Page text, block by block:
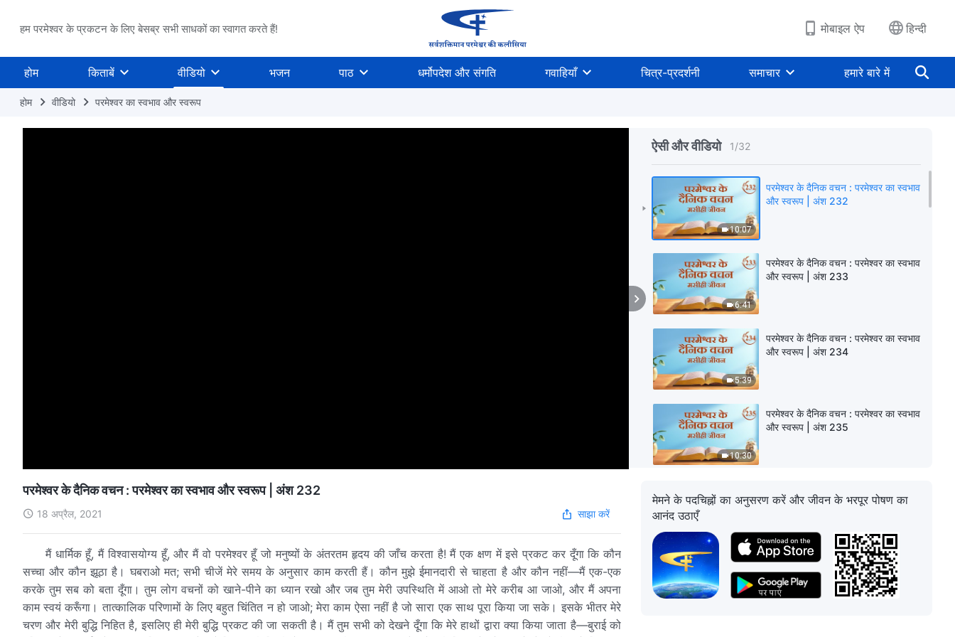
हम परमेश्वर के प्रकटन के लिए बेसब्र सभी साधकों का स्वागत करते हैं! मोबाइल ऐप हिन्दी
होम किताबें वीडियो भजन पाठ धर्मोपदेश और संगति गवाहियाँ चित्र-प्रदर्शनी समाचार हमारे बारे में
होम वीडियो परमेश्वर का स्वभाव और स्वरूप
ऐसी और वीडियो 1/32
10:07
परमेश्वर के दैनिक वचन : परमेश्वर का स्वभाव
और स्वरूप | अंश 232
6:41
परमेश्वर के दैनिक वचन : परमेश्वर का स्वभाव
और स्वरूप | अंश 233
5:39
परमेश्वर के दैनिक वचन : परमेश्वर का स्वभाव
और स्वरूप | अंश 234
10:30
परमेश्वर के दैनिक वचन : परमेश्वर का स्वभाव
और स्वरूप | अंश 235
13:26
और स्वरूप | अंश 236
परमेश्वर के दैनिक वचन : परमेश्वर का स्वभाव
और स्वरूप | अंश 237
परमेश्वर के दैनिक वचन : परमेश्वर का स्वभाव और स्वरूप | अंश 232
18 अप्रैल, 2021 साझा करें
मैं धार्मिक हूँ, मैं विश्वासयोग्य हूँ, और मैं वो परमेश्वर हूँ जो मनुष्यों के अंतरतम हृदय की जाँच करता है! मैं एक क्षण में इसे प्रकट कर दूँगा कि कौन
सच्चा और कौन झूठा है। घबराओ मत; सभी चीजें मेरे समय के अनुसार काम करती हैं। कौन मुझे ईमानदारी से चाहता है और कौन नहीं—मैं एक-एक
करके तुम सब को बता दूँगा। तुम लोग वचनों को खाने-पीने का ध्यान रखो और जब तुम मेरी उपस्थिति में आओ तो मेरे करीब आ जाओ, और मैं अपना
काम स्वयं करूँगा। तात्कालिक परिणामों के लिए बहुत चिंतित न हो जाओ; मेरा काम ऐसा नहीं है जो सारा एक साथ पूरा किया जा सके। इसके भीतर मेरे
चरण और मेरी बुद्धि निहित है, इसलिए ही मेरी बुद्धि प्रकट की जा सकती है। मैं तुम सभी को देखने दूँगा कि मेरे हाथों द्वारा क्या किया जाता है—बुराई को
मेमने के पदचिह्नों का अनुसरण करें और जीवन के भरपूर पोषण का
आनंद उठाएँ